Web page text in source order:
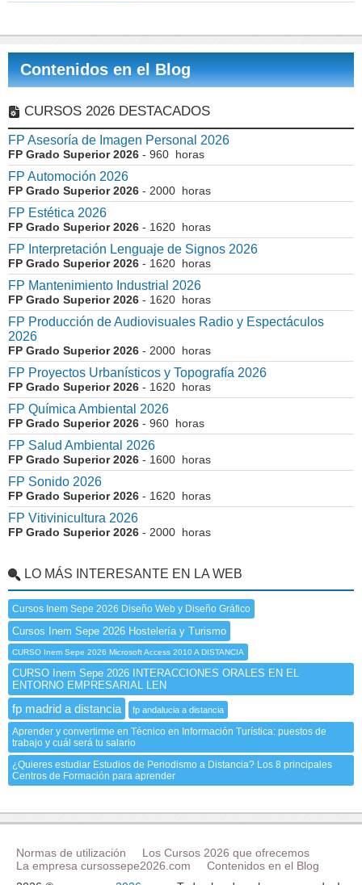
Contenidos en el Blog
CURSOS 2026 DESTACADOS
FP Asesoría de Imagen Personal 2026
FP Grado Superior 2026 - 960 horas
FP Automoción 2026
FP Grado Superior 2026 - 2000 horas
FP Estética 2026
FP Grado Superior 2026 - 1620 horas
FP Interpretación Lenguaje de Signos 2026
FP Grado Superior 2026 - 1620 horas
FP Mantenimiento Industrial 2026
FP Grado Superior 2026 - 1620 horas
FP Producción de Audiovisuales Radio y Espectáculos
2026
FP Grado Superior 2026 - 2000 horas
FP Proyectos Urbanísticos y Topografía 2026
FP Grado Superior 2026 - 1620 horas
FP Química Ambiental 2026
FP Grado Superior 2026 - 960 horas
FP Salud Ambiental 2026
FP Grado Superior 2026 - 1600 horas
FP Sonido 2026
FP Grado Superior 2026 - 1620 horas
FP Vitivinicultura 2026
FP Grado Superior 2026 - 2000 horas
LO MÁS INTERESANTE EN LA WEB
Cursos Inem Sepe 2026 Diseño Web y Diseño Gráfico
Cursos Inem Sepe 2026 Hostelería y Turismo
CURSO Inem Sepe 2026 Microsoft Access 2010 A DISTANCIA
CURSO Inem Sepe 2026 INTERACCIONES ORALES EN EL
ENTORNO EMPRESARIAL LEN
fp madrid a distancia fp andalucia a distancia
Aprender y convertirme en Técnico en Información Turística: puestos de
trabajo y cuál será tu salario
¿Quieres estudiar Estudios de Periodismo a Distancia? Los 8 principales
Centros de Formación para aprender
Normas de utilización
Los Cursos 2026 que ofrecemos
La empresa cursossepe2026.com
Contenidos en el Blog